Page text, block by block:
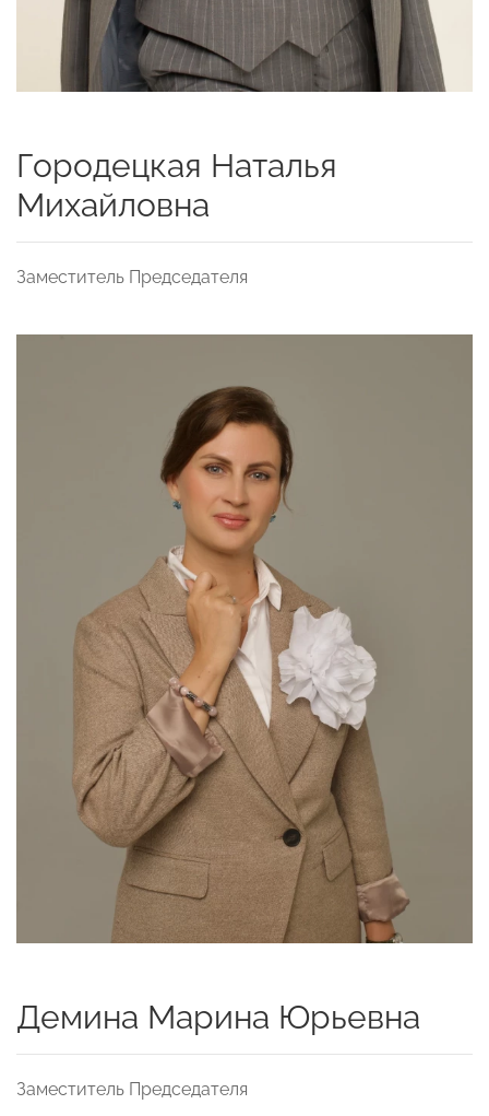
Городецкая Наталья
Михайловна
Заместитель Председателя
Демина Марина Юрьевна
Заместитель Председателя